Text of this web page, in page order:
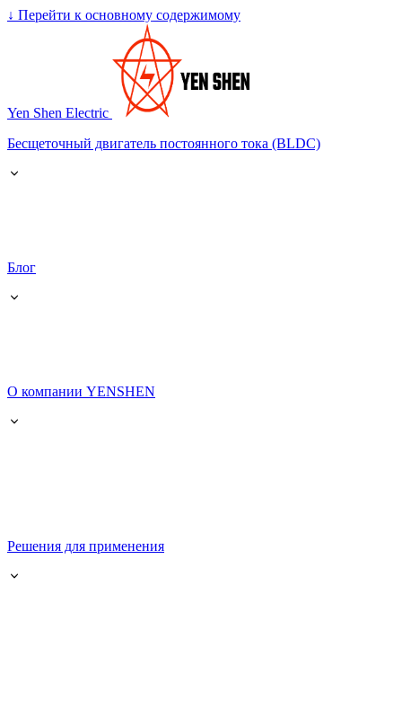
↓ Перейти к основному содержимому
Yen Shen Electric
Бесщеточный двигатель постоянного тока (BLDC)
Блог
О компании YENSHEN
Решения для применения